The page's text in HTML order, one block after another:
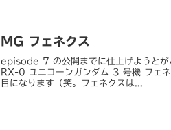
MG フェネクス
episode 7 の公開までに仕上げようと
RX-0 ユニコーンガンダム 3 号機 フェ
目になります（笑。フェネクスは...